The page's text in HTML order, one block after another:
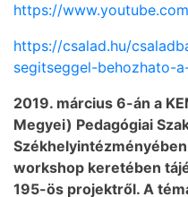
https://
https://csalad.hu/
segitseggel-behozhato-
2019. március 6-án a
Megyei) Pedagógiai
workshop keretében
195-ös projektről. A